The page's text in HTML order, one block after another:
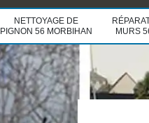
NETTOYAGE DE
PIGNON 56 MORBIHAN
MURS